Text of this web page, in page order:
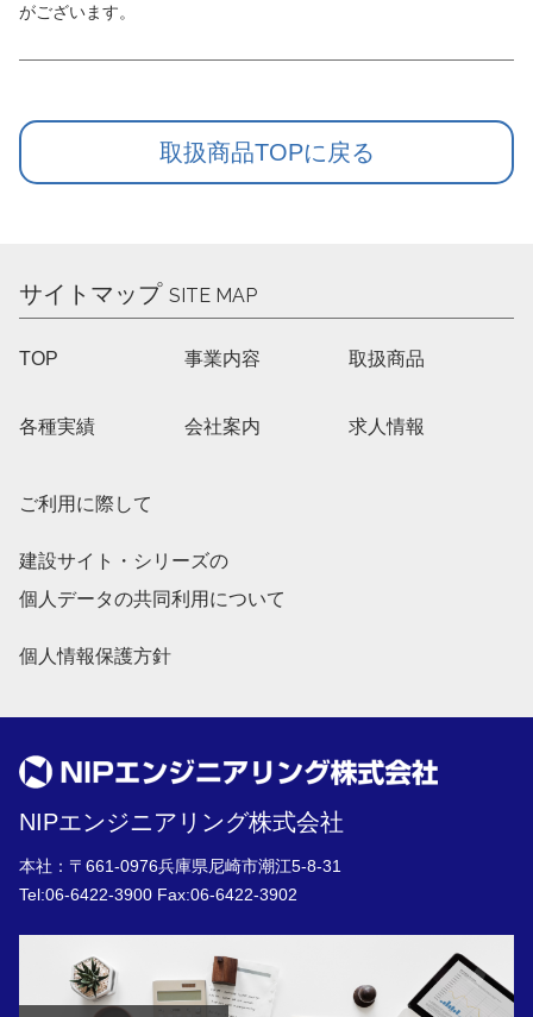
がございます。
取扱商品TOPに戻る
サイトマップ SITE MAP
TOP 事業内容 取扱商品
各種実績 会社案内 求人情報
ご利用に際して
建設サイト・シリーズの
個人データの共同利用について
個人情報保護方針
NIPエンジニアリング株式会社
本社：〒661-0976兵庫県尼崎市潮江5-8-31
Tel:06-6422-3900 Fax:06-6422-3902